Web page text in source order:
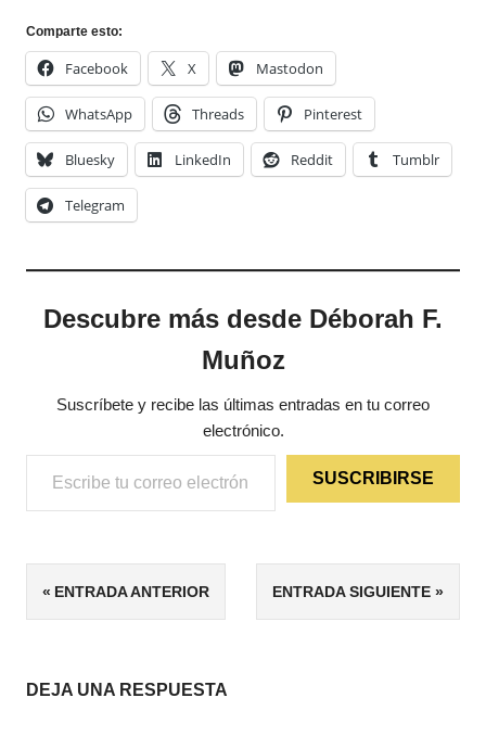
Comparte esto:
Facebook X Mastodon
WhatsApp Threads Pinterest
Bluesky LinkedIn Reddit Tumblr
Telegram
Descubre más desde Déborah F.
Muñoz
Suscríbete y recibe las últimas entradas en tu correo
electrónico.
Escribe tu correo electrónico…
SUSCRIBIRSE
ETIQUETAS
FANTASÍA
Navegación
entradas
ENTRADA ANTERIOR ENTRADA SIGUIENTE
DEJA UNA RESPUESTA